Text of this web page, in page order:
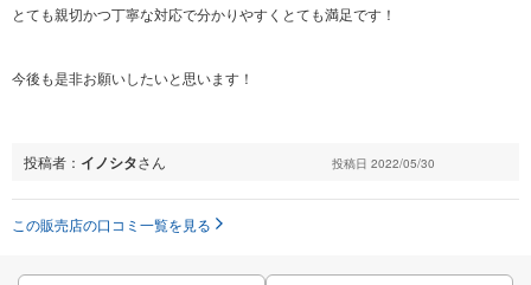
とても親切かつ丁寧な対応で分かりやすくとても満足です！
今後も是非お願いしたいと思います！
投稿者： イノシタさん 投稿日 2022/05/30
この販売店の口コミ一覧を見る